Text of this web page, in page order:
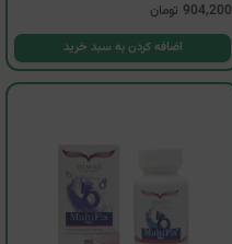
904,200 تومان
اضافه کردن به سبد خرید